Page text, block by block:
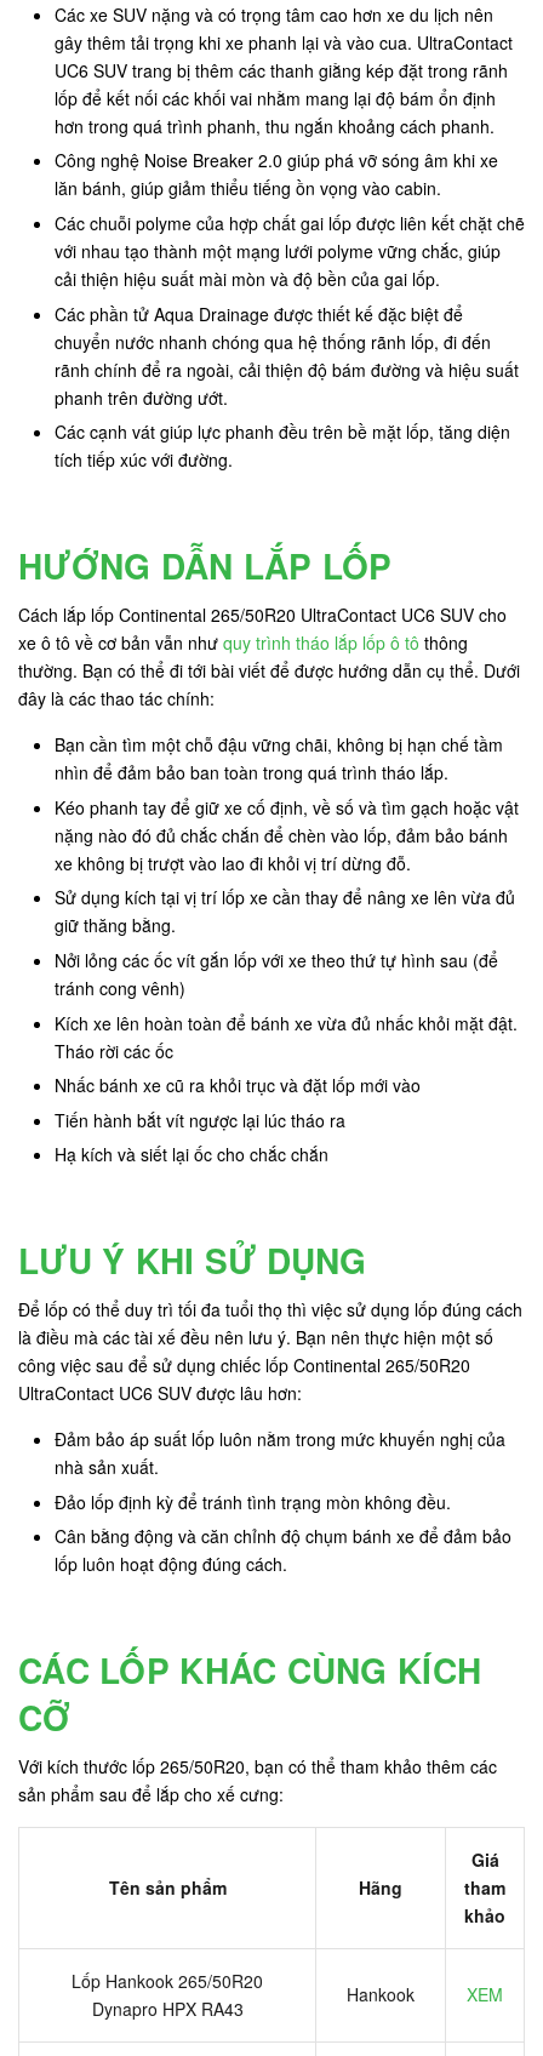
Các xe SUV nặng và có trọng tâm cao hơn xe du lịch nên
gây thêm tải trọng khi xe phanh lại và vào cua. UltraContact
UC6 SUV trang bị thêm các thanh giằng kép đặt trong rãnh
lốp để kết nối các khối vai nhằm mang lại độ bám ổn định
hơn trong quá trình phanh, thu ngắn khoảng cách phanh.
Công nghệ Noise Breaker 2.0 giúp phá vỡ sóng âm khi xe
lăn bánh, giúp giảm thiểu tiếng ồn vọng vào cabin.
Các chuỗi polyme của hợp chất gai lốp được liên kết chặt chẽ
với nhau tạo thành một mạng lưới polyme vững chắc, giúp
cải thiện hiệu suất mài mòn và độ bền của gai lốp.
Các phần tử Aqua Drainage được thiết kế đặc biệt để
chuyển nước nhanh chóng qua hệ thống rãnh lốp, đi đến
rãnh chính để ra ngoài, cải thiện độ bám đường và hiệu suất
phanh trên đường ướt.
Các cạnh vát giúp lực phanh đều trên bề mặt lốp, tăng diện
tích tiếp xúc với đường.
HƯỚNG DẪN LẮP LỐP
Cách lắp lốp Continental 265/50R20 UltraContact UC6 SUV cho
xe ô tô về cơ bản vẫn như quy trình tháo lắp lốp ô tô thông
thường. Bạn có thể đi tới bài viết để được hướng dẫn cụ thể. Dưới
đây là các thao tác chính:
Bạn cần tìm một chỗ đậu vững chãi, không bị hạn chế tầm
nhìn để đảm bảo ban toàn trong quá trình tháo lắp.
Kéo phanh tay để giữ xe cố định, về số và tìm gạch hoặc vật
nặng nào đó đủ chắc chắn để chèn vào lốp, đảm bảo bánh
xe không bị trượt vào lao đi khỏi vị trí dừng đỗ.
Sử dụng kích tại vị trí lốp xe cần thay để nâng xe lên vừa đủ
giữ thăng bằng.
Nởi lỏng các ốc vít gắn lốp với xe theo thứ tự hình sau (để
tránh cong vênh)
Kích xe lên hoàn toàn để bánh xe vừa đủ nhấc khỏi mặt đật.
Tháo rời các ốc
Nhấc bánh xe cũ ra khỏi trục và đặt lốp mới vào
Tiến hành bắt vít ngược lại lúc tháo ra
Hạ kích và siết lại ốc cho chắc chắn
LƯU Ý KHI SỬ DỤNG
Để lốp có thể duy trì tối đa tuổi thọ thì việc sử dụng lốp đúng cách
là điều mà các tài xế đều nên lưu ý. Bạn nên thực hiện một số
công việc sau để sử dụng chiếc lốp Continental 265/50R20
UltraContact UC6 SUV được lâu hơn:
Đảm bảo áp suất lốp luôn nằm trong mức khuyến nghị của
nhà sản xuất.
Đảo lốp định kỳ để tránh tình trạng mòn không đều.
Cân bằng động và căn chỉnh độ chụm bánh xe để đảm bảo
lốp luôn hoạt động đúng cách.
CÁC LỐP KHÁC CÙNG KÍCH
CỠ
Với kích thước lốp 265/50R20, bạn có thể tham khảo thêm các
sản phẩm sau để lắp cho xế cưng:
Tên sản phẩm Hãng
Giá
tham
khảo
Lốp Hankook 265/50R20
Dynapro HPX RA43
Hankook XEM